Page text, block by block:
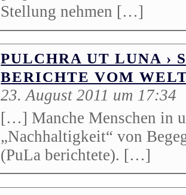
Stellung nehmen […]
PULCHRA UT LUNA ›
BERICHTE VOM
23. August 2011 um 17:34
[…] Manche Menschen in
„Nachhaltigkeit“ von
(PuLa berichtete). […]